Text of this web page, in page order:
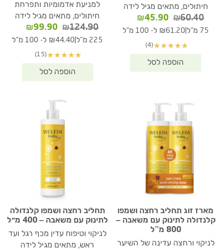
חיתולים, מתאים מגיל לידה
₪60.40
המחיר
המקורי
₪60.40.
₪45.90
המחיר
הנוכחי
75 מ"ל ₪61.20 ל- 100 מ"ל
★
★
★
★
★
(4)
למניעת אדמומיות ותפרחת
חיתולים, מתאים מגיל לידה
₪124.90
המחיר
המקורי
₪124.90.
₪99.90
המחיר
הנוכחי
225 מ"ל ₪44.40 ל- 100 מ"ל
★
★
★
★
★
(15)
מארז זוג תחליב רחצה ושמפו
קלנדולה לתינוק עם משאבה –
800 מ”ל
לניקוי ורחצה עדינה של השיער
תחליב רחצה ושמפו קלנדולה
לתינוק עם משאבה – 400 מ״ל
לניקוי וטיפוח עדין מכף רגל ועד
ראש, מתאים מגיל לידה